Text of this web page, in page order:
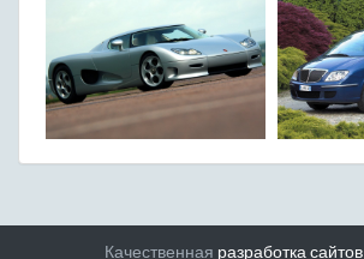
Качественная разработка сайтов